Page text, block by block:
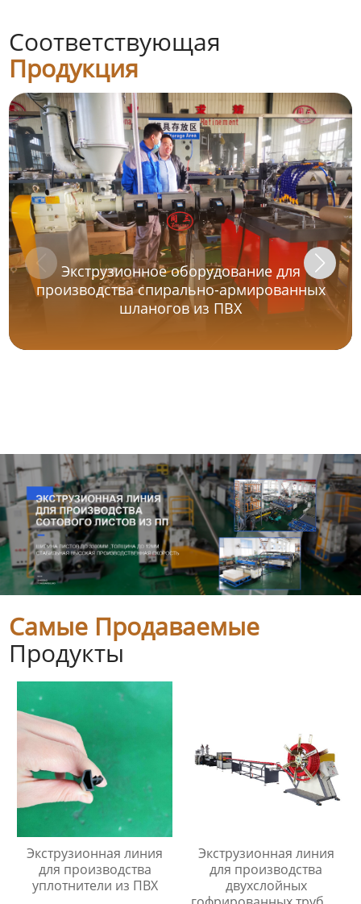
Соответствующая
Продукция
Экструзионное оборудование для
производства спирально-армированных
шланогов из ПВХ
Самые Продаваемые
Продукты
Экструзионная линия
для производства
уплотнители из ПВХ
Экструзионная линия
для производства
двухслойных